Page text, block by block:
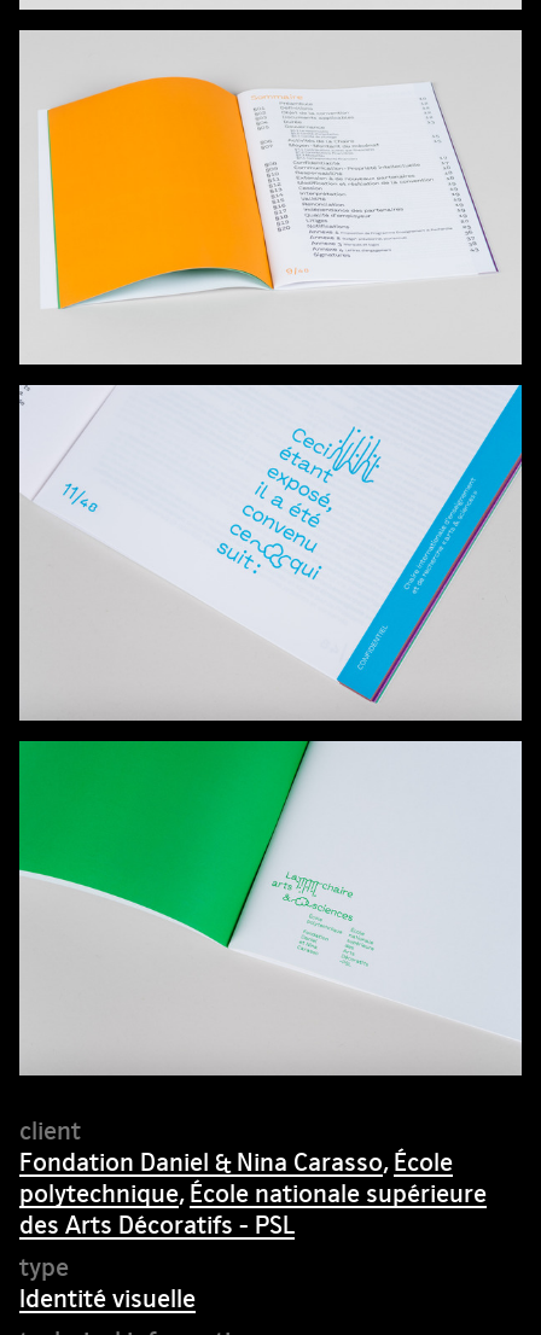
Fondation Daniel & Nina Carasso, École
polytechnique, École nationale supérieure
des Arts Décoratifs - PSL
Identité visuelle